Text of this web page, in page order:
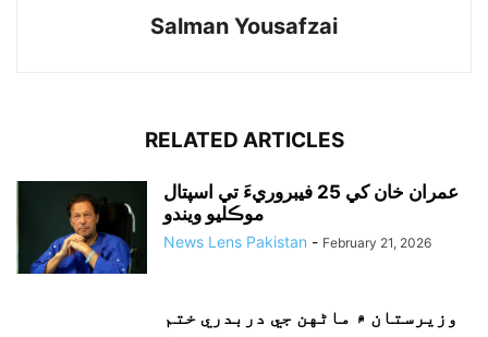
Salman Yousafzai
RELATED ARTICLES
عمران خان کي 25 فيبروريءَ تي اسپتال
موڪليو ويندو
News Lens Pakistan - February 21, 2026
وزيرستان ۾ ماڻهن جي دربدري ختم